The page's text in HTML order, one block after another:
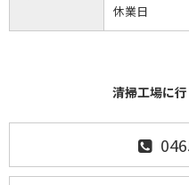
休業日
清掃工場に